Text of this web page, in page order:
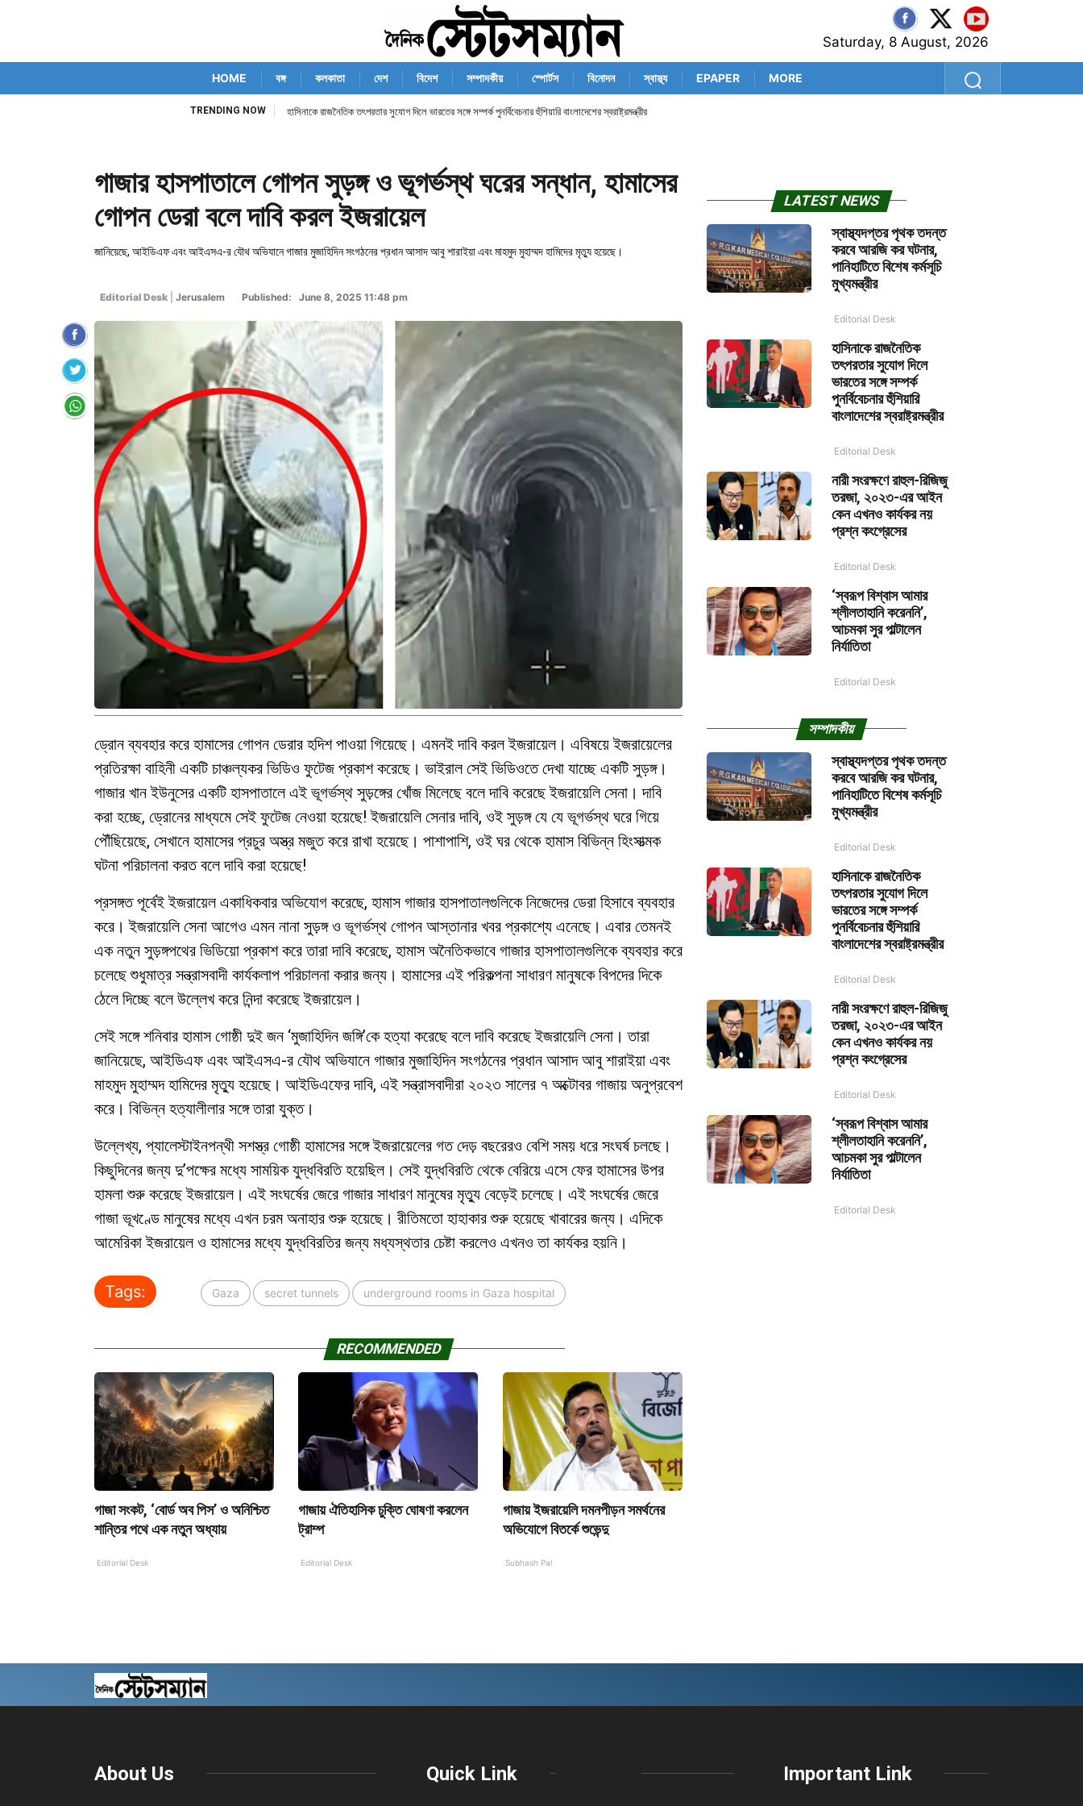
Saturday, 8 August, 2026
HOME বঙ্গ কলকাতা দেশ বিদেশ সম্পাদকীয় স্পোর্টস বিনোদন স্বাস্থ্য EPAPER MORE
TRENDING NOW হাসিনাকে রাজনৈতিক তৎপরতার সুযোগ দিলে ভারতের সঙ্গে সম্পর্ক পুনর্বিবেচনার হুঁশিয়ারি বাংলাদেশের স্বরাষ্ট্রমন্ত্রীর
গাজার হাসপাতালে গোপন সুড়ঙ্গ ও ভূগর্ভস্থ ঘরের সন্ধান, হামাসের
গোপন ডেরা বলে দাবি করল ইজরায়েল
জানিয়েছে, আইডিএফ এবং আইএসএ-র যৌথ অভিযানে গাজার মুজাহিদিন সংগঠনের প্রধান আসাদ আবু শারাইয়া এবং মাহমুদ মুহাম্মদ হামিদের মৃত্যু হয়েছে।
Editorial Desk Jerusalem Published: June 8, 2025 11:48 pm
ড্রোন ব্যবহার করে হামাসের গোপন ডেরার হদিশ পাওয়া গিয়েছে। এমনই দাবি করল ইজরায়েল। এবিষয়ে ইজরায়েলের
প্রতিরক্ষা বাহিনী একটি চাঞ্চল্যকর ভিডিও ফুটেজ প্রকাশ করেছে। ভাইরাল সেই ভিডিওতে দেখা যাচ্ছে একটি সুড়ঙ্গ।
গাজার খান ইউনুসের একটি হাসপাতালে এই ভূগর্ভস্থ সুড়ঙ্গের খোঁজ মিলেছে বলে দাবি করেছে ইজরায়েলি সেনা। দাবি
করা হচ্ছে, ড্রোনের মাধ্যমে সেই ফুটেজ নেওয়া হয়েছে! ইজরায়েলি সেনার দাবি, ওই সুড়ঙ্গ যে যে ভূগর্ভস্থ ঘরে গিয়ে
পৌঁছিয়েছে, সেখানে হামাসের প্রচুর অস্ত্র মজুত করে রাখা হয়েছে। পাশাপাশি, ওই ঘর থেকে হামাস বিভিন্ন হিংসাত্মক
ঘটনা পরিচালনা করত বলে দাবি করা হয়েছে!
প্রসঙ্গত পূর্বেই ইজরায়েল একাধিকবার অভিযোগ করেছে, হামাস গাজার হাসপাতালগুলিকে নিজেদের ডেরা হিসাবে ব্যবহার
করে। ইজরায়েলি সেনা আগেও এমন নানা সুড়ঙ্গ ও ভূগর্ভস্থ গোপন আস্তানার খবর প্রকাশ্যে এনেছে। এবার তেমনই
এক নতুন সুড়ঙ্গপথের ভিডিয়ো প্রকাশ করে তারা দাবি করেছে, হামাস অনৈতিকভাবে গাজার হাসপাতালগুলিকে ব্যবহার করে
চলেছে শুধুমাত্র সন্ত্রাসবাদী কার্যকলাপ পরিচালনা করার জন্য। হামাসের এই পরিকল্পনা সাধারণ মানুষকে বিপদের দিকে
ঠেলে দিচ্ছে বলে উল্লেখ করে নিন্দা করেছে ইজরায়েল।
সেই সঙ্গে শনিবার হামাস গোষ্ঠী দুই জন ‘মুজাহিদিন জঙ্গি’কে হত্যা করেছে বলে দাবি করেছে ইজরায়েলি সেনা। তারা
জানিয়েছে, আইডিএফ এবং আইএসএ-র যৌথ অভিযানে গাজার মুজাহিদিন সংগঠনের প্রধান আসাদ আবু শারাইয়া এবং
মাহমুদ মুহাম্মদ হামিদের মৃত্যু হয়েছে। আইডিএফের দাবি, এই সন্ত্রাসবাদীরা ২০২৩ সালের ৭ অক্টোবর গা‌জায় অনুপ্রবেশ
করে। বিভিন্ন হত্যালীলার সঙ্গে তারা যুক্ত।
উল্লেখ্য, প্যালেস্টাইনপন্থী সশস্ত্র গোষ্ঠী হামাসের সঙ্গে ইজরায়েলের গত দেড় বছরেরও বেশি সময় ধরে সংঘর্ষ চলছে।
কিছুদিনের জন্য দু’পক্ষের মধ্যে সাময়িক যুদ্ধবিরতি হয়েছিল। সেই যুদ্ধবিরতি থেকে বেরিয়ে এসে ফের হামাসের উপর
হামলা শুরু করেছে ইজরায়েল। এই সংঘর্ষের জেরে গাজার সাধারণ মানুষের মৃত্যু বেড়েই চলেছে। এই সংঘর্ষের জেরে
গাজা ভূখণ্ডে মানুষের মধ্যে এখন চরম অনাহার শুরু হয়েছে। রীতিমতো হাহাকার শুরু হয়েছে খাবারের জন্য। এদিকে
আমেরিকা ইজরায়েল ও হামাসের মধ্যে যুদ্ধবিরতির জন্য মধ্যস্থতার চেষ্টা করলেও এখনও তা কার্যকর হয়নি।
Tags: Gaza secret tunnels underground rooms in Gaza hospital
RECOMMENDED
গাজা সংকট, ‘বোর্ড অব পিস’ ও অনিশ্চিত
শান্তির পথে এক নতুন অধ্যায়
Editorial Desk
গাজায় ঐতিহাসিক চুক্তি ঘোষণা করলেন
ট্রাম্প
Editorial Desk
গাজায় ইজরায়েলি দমনপীড়ন সমর্থনের
অভিযোগে বিতর্কে শুভেন্দু
Subhash Pal
LATEST NEWS
স্বাস্থ্যদপ্তর পৃথক তদন্ত
করবে আরজি কর ঘটনার,
পানিহাটিতে বিশেষ কর্মসূচি
মুখ্যমন্ত্রীর
Editorial Desk
হাসিনাকে রাজনৈতিক
তৎপরতার সুযোগ দিলে
ভারতের সঙ্গে সম্পর্ক
পুনর্বিবেচনার হুঁশিয়ারি
বাংলাদেশের স্বরাষ্ট্রমন্ত্রীর
Editorial Desk
নারী সংরক্ষণে রাহুল-রিজিজু
তরজা, ২০২৩-এর আইন
কেন এখনও কার্যকর নয়
প্রশ্ন কংগ্রেসের
Editorial Desk
‘স্বরূপ বিশ্বাস আমার
শ্লীলতাহানি করেননি’,
আচমকা সুর পাল্টালেন
নির্যাতিতা
Editorial Desk
সম্পাদকীয়
স্বাস্থ্যদপ্তর পৃথক তদন্ত
করবে আরজি কর ঘটনার,
পানিহাটিতে বিশেষ কর্মসূচি
মুখ্যমন্ত্রীর
Editorial Desk
হাসিনাকে রাজনৈতিক
তৎপরতার সুযোগ দিলে
ভারতের সঙ্গে সম্পর্ক
পুনর্বিবেচনার হুঁশিয়ারি
বাংলাদেশের স্বরাষ্ট্রমন্ত্রীর
Editorial Desk
নারী সংরক্ষণে রাহুল-রিজিজু
তরজা, ২০২৩-এর আইন
কেন এখনও কার্যকর নয়
প্রশ্ন কংগ্রেসের
Editorial Desk
‘স্বরূপ বিশ্বাস আমার
শ্লীলতাহানি করেননি’,
আচমকা সুর পাল্টালেন
নির্যাতিতা
Editorial Desk
About Us Quick Link Important Link